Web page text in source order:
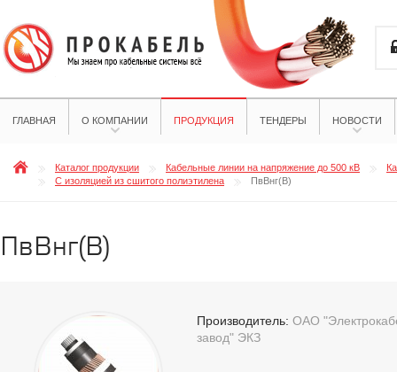
ГЛАВНАЯ О КОМПАНИИ ПРОДУКЦИЯ ТЕНДЕРЫ НОВОСТИ
Каталог продукции Кабельные линии на напряжение до 500 кВ
С изоляцией из сшитого полиэтилена
ПвВнг(В)
ПвВнг(В)
Производитель: ОАО
завод" ЭКЗ